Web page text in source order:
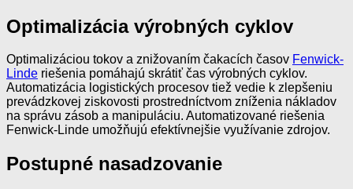
Optimalizácia výrobných cyklov
Optimalizáciou tokov a znižovaním čakacích časov Fenwick-
Linde riešenia pomáhajú skrátiť čas výrobných cyklov.
Automatizácia logistických procesov tiež vedie k zlepšeniu
prevádzkovej ziskovosti prostredníctvom zníženia nákladov
na správu zásob a manipuláciu. Automatizované riešenia
Fenwick-Linde umožňujú efektívnejšie využívanie zdrojov.
Postupné nasadzovanie